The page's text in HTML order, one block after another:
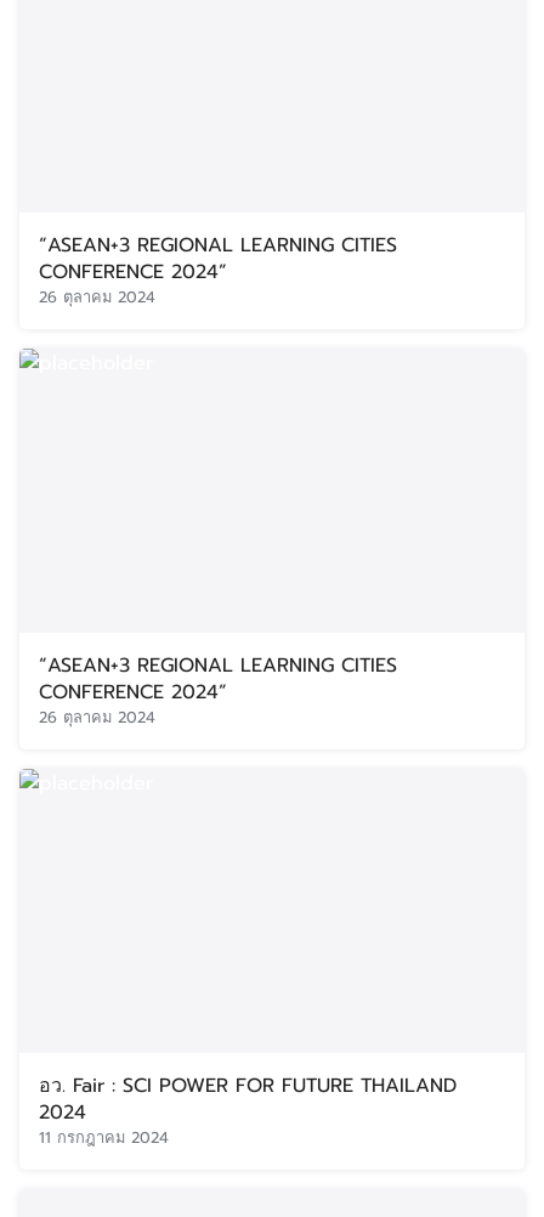
“ASEAN+3 REGIONAL LEARNING CITIES
CONFERENCE 2024”
26 ตุลาคม 2024
“ASEAN+3 REGIONAL LEARNING CITIES
CONFERENCE 2024”
26 ตุลาคม 2024
อว. Fair : SCI POWER FOR FUTURE THAILAND
2024
11 กรกฎาคม 2024